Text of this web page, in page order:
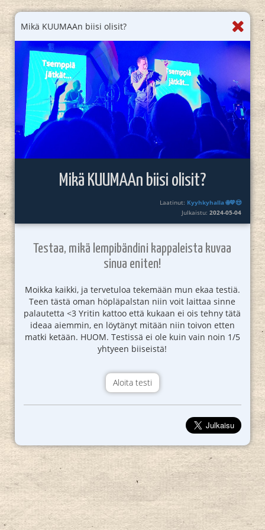
Mikä KUUMAAn biisi olisit?
Mikä KUUMAAn biisi olisit?
Laatinut: Kyyhkyhalla 🌐💙😍
Julkaistu:2024-05-04
Testaa, mikä lempibändini kappaleista kuvaa
sinua eniten!
Moikka kaikki, ja tervetuloa tekemään mun ekaa testiä.
Teen tästä oman höpläpalstan niin voit laittaa sinne
palautetta <3 Yritin kattoo että kukaan ei ois tehny tätä
ideaa aiemmin, en löytänyt mitään niin toivon etten
matki ketään. HUOM. Testissä ei ole kuin vain noin 1/5
yhtyeen biiseistä!
Aloita testi